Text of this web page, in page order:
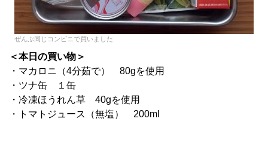
ぜんぶ同じコンビニで買いました
＜本日の買い物＞
・マカロニ（4分茹で） 80gを使用
・ツナ缶 １缶
・冷凍ほうれん草 40gを使用
・トマトジュース（無塩） 200ml